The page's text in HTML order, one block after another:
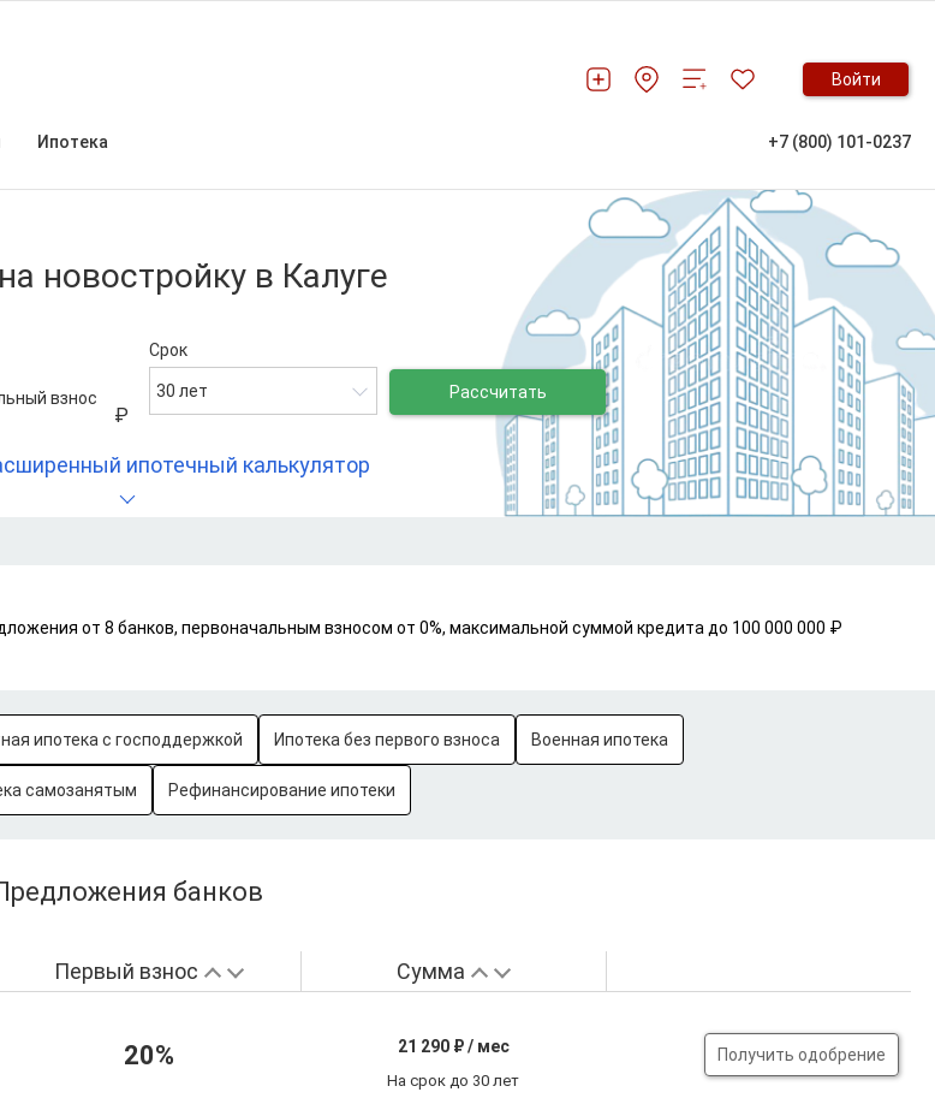
Войти
Ипотека +7 (800) 101-0237
новостройку в Калуге
взнос
Срок
30 лет Рассчитать
ипотечный калькулятор
от 8 банков, первоначальным взносом от 0%, максимальной суммой кредита до 100 000 000 ₽
ипотека с господдержкой Ипотека без первого взноса Военная ипотека
самозанятым Рефинансирование ипотеки
банков
Первый взнос Сумма
20% 21 290 ₽ / мес
На срок до 30 лет
Получить одобрение